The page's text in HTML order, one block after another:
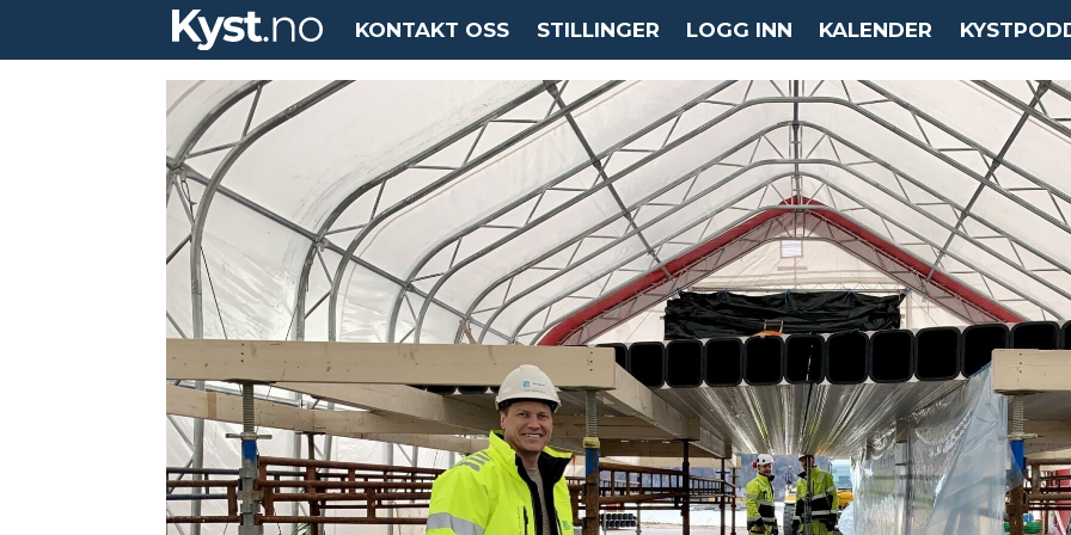
KONTAKT OSS STILLINGER LOGG INN KALENDER